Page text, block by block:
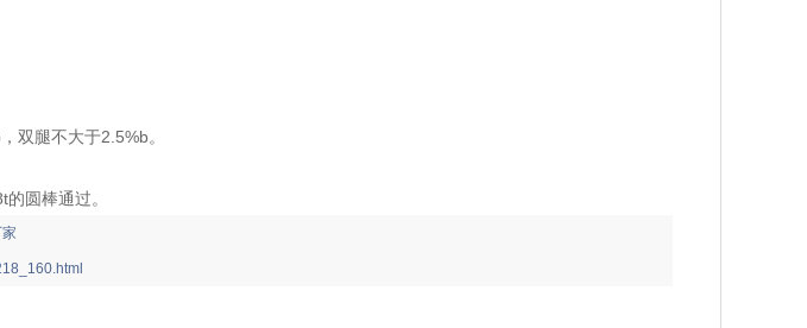
双腿不大于2.5%b。
圆棒通过。